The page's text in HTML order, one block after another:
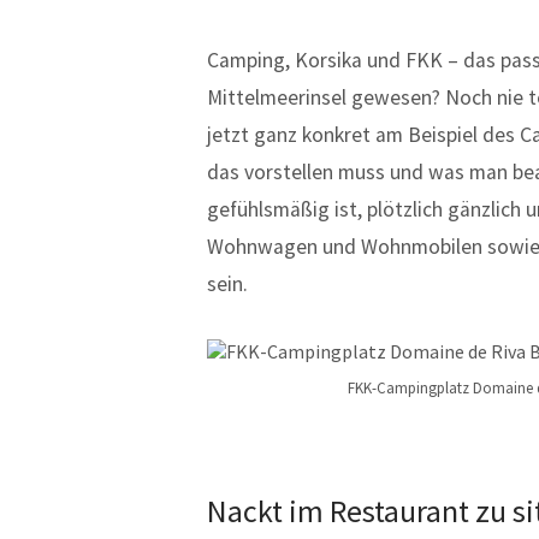
Camping, Korsika und FKK – das
Mittelmeerinsel gewesen? Noch nie
jetzt ganz konkret am Beispiel des
das vorstellen muss und was man
gefühlsmäßig ist, plötzlich gänzlich
Wohnwagen und Wohnmobilen
sein.
FKK-Campingplatz Domaine
Nackt im Restaurant zu